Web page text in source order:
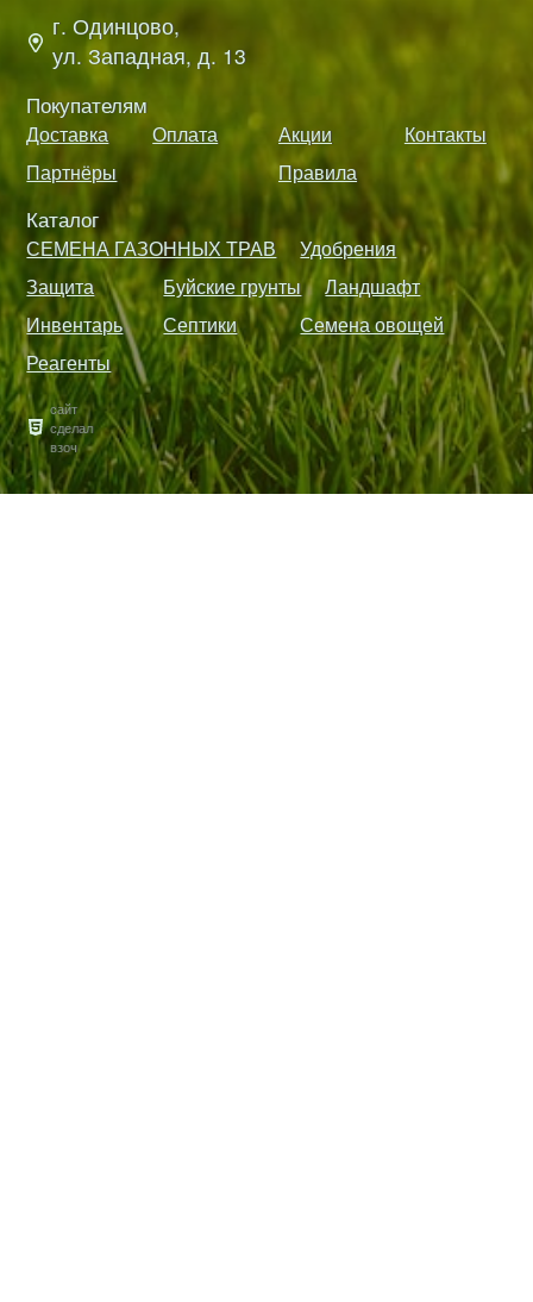
г. Одинцово,
ул. Западная, д. 13
Покупателям
Доставка Оплата Акции
Контакты
Партнёры
Правила
Каталог
СЕМЕНА ГАЗОННЫХ ТРАВ
Удобрения
Защита
Буйские грунты
Ландшафт
Инвентарь
Септики
Семена овощей
Реагенты
сайт
сделал
взоч